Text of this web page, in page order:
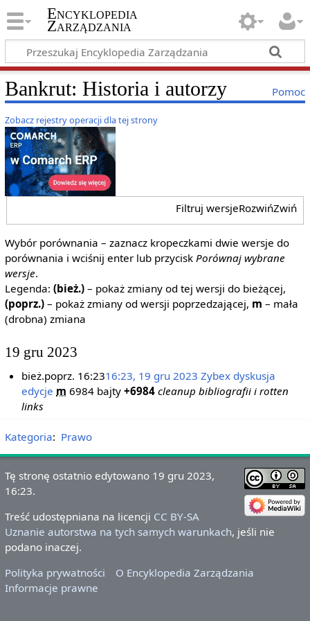
Encyklopedia
Zarządzania
Pomoc
Bankrut: Historia i autorzy
Zobacz rejestry operacji dla tej strony
Filtruj wersjeRozwińZwiń
Wybór porównania – zaznacz kropeczkami dwie wersje do
porównania i wciśnij enter lub przycisk Porównaj wybrane
wersje.
Legenda: (bież.)– pokaż zmiany od tej wersji do bieżącej,
(poprz.)– pokaż zmiany od wersji poprzedzającej, m – mała
(drobna) zmiana
19 gru 2023
bież.poprz. 16:2316:23, 19 gru 2023 ‎Zybex dyskusja
edycje m 6984 bajty +6984 ‎cleanup bibliografii i rotten
links
Kategoria: Prawo
Tę stronę ostatnio edytowano 19 gru 2023,
16:23.
Treść udostępniana na licencji CC BY-SA
Uznanie autorstwa na tych samych warunkach, jeśli nie
podano inaczej.
Polityka prywatności
O Encyklopedia Zarządzania
Informacje prawne